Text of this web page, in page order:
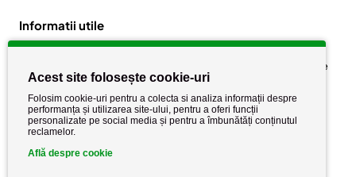
Informatii utile
Politica de cookie
Politica de confidențialitate
Termeni si conditii
Acest site folosește cookie-uri
Folosim cookie-uri pentru a colecta si analiza informații despre
performanța și utilizarea site-ului, pentru a oferi funcții
personalizate pe social media și pentru a îmbunătăți conținutul
reclamelor.
Află despre cookie